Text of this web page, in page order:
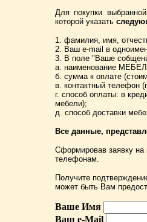
Для покупки
которой указать
1. фамилия, имя,
2. Ваш e-mail в
3. В поле "Ваше
а. наименование
б. сумма к оплате
в. контактный телефон
г. способ оплаты: в
мебели);
д. способ доставки
Все данные,
Сформировав заявку
телефонам.
Получите
может быть Вам
Ваше Имя
Ваш e-Mail